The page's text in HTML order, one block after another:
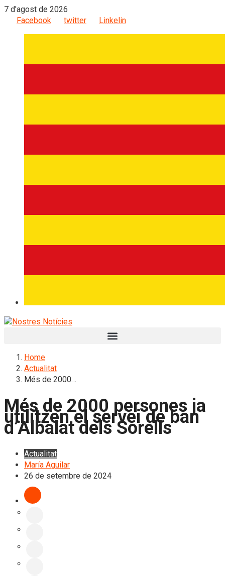
7 d'agost de 2026
Facebook
twitter Linkelin
Home
Actualitat
Més de 2000…
Més de 2000 persones ja
utilitzen el servei de ban
d’Albalat dels Sorells
Actualitat
María Aguilar
26 de setembre de 2024